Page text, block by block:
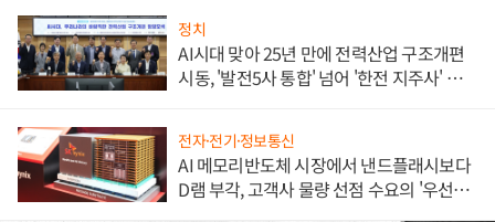
정치
AI시대 맞아 25년 만에 전력산업 구조개편
시동, '발전5사 통합' 넘어 '한전 지주사' 재편
전자·전기·정보통신
AI 메모리반도체 시장에서 낸드플래시보다
D램 부각, 고객사 물량 선점 수요의 '우선순